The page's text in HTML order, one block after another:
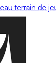
terrain de